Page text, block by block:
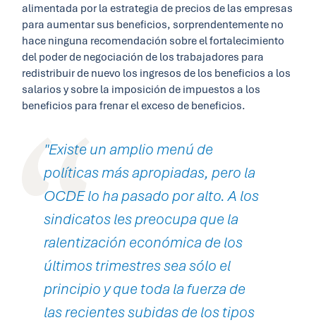
alimentada por la estrategia de precios de las empresas
para aumentar sus beneficios, sorprendentemente no
hace ninguna recomendación sobre el fortalecimiento
del poder de negociación de los trabajadores para
redistribuir de nuevo los ingresos de los beneficios a los
salarios y sobre la imposición de impuestos a los
beneficios para frenar el exceso de beneficios.
"Existe un amplio menú de
políticas más apropiadas, pero la
OCDE lo ha pasado por alto. A los
sindicatos les preocupa que la
ralentización económica de los
últimos trimestres sea sólo el
principio y que toda la fuerza de
las recientes subidas de los tipos